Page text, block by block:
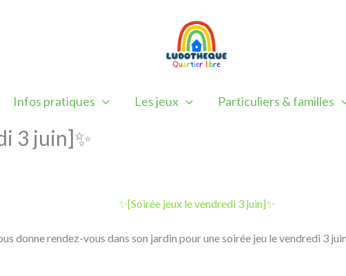
Infos pratiques Les jeux Particuliers & familles
3 juin]✨
✨[Soirée jeux le vendredi 3 juin]✨
donne rendez-vous dans son jardin pour une soirée jeu le vendredi 3